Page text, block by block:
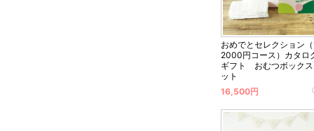
おめでとセレクション
2000円コース）カタロ
ギフト おむつボック
ット
16,500円